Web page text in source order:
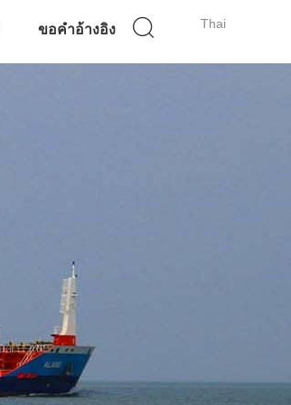
Thai
ขอคําอ้างอิง